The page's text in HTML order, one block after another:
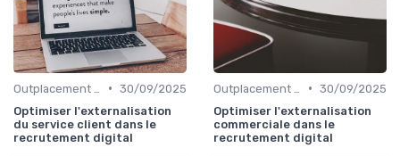
• 30/09/2025
Optimiser l'externalisation
du service client dans le
recrutement digital
• 30/09/2025
Optimiser l'externalisation
commerciale dans le
recrutement digital